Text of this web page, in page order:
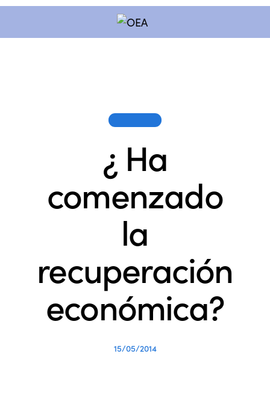
¿ Ha
comenzado
la
recuperación
económica?
15/05/2014